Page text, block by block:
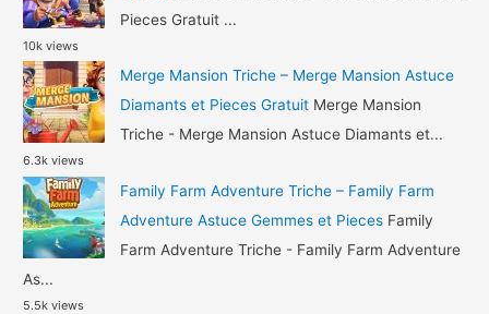
Pieces Gratuit ...
10k views
Merge Mansion Triche – Merge Mansion Astuce
Diamants et Pieces Gratuit Merge Mansion
Triche - Merge Mansion Astuce Diamants et...
6.3k views
Family Farm Adventure Triche – Family Farm
Adventure Astuce Gemmes et Pieces Family
Farm Adventure Triche - Family Farm Adventure
As...
5.5k views